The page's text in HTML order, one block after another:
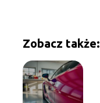
Zobacz także: